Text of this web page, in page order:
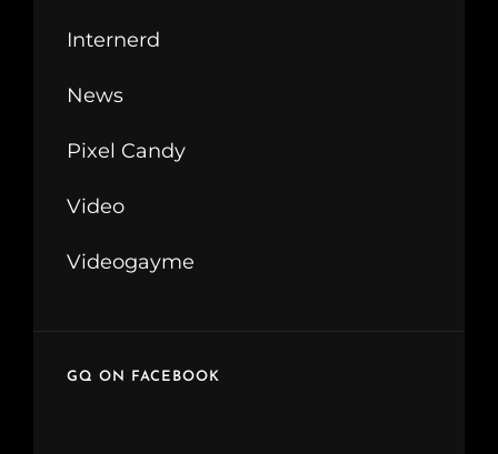
Internerd
News
Pixel Candy
Video
Videogayme
GQ ON FACEBOOK